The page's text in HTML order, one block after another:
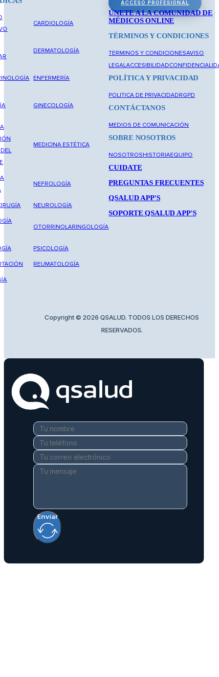
CARDIOLOGÍA
DERMATOLOGÍA
ENFERMERÍA
GINECOLOGÍA
MEDICINA ESTÉTICA
NEFROLOGÍA
NEUROLOGÍA
OTORRINOLARINGOLOGÍA
PSICOLOGÍA
REUMATOLOGÍA
ACCESO PROFESIONAL
ÚNETE A LA COMUNIDAD DE
MÉDICOS ONLINE
TÉRMINOS Y CONDICIONES
TERMINOS Y CONDICIONESAVISO
LEGALACCESIBILIDAD
POLÍTICA Y PRIVACIDAD
POLITICA DE PRIVACIDADRGPD
CONTÁCTANOS
MEDIOS DE COMUNICACIÓN
SOBRE NOSOTROS
NOSOTROSHISTORIAEQUIPO
CUIDATE
PREGUNTAS FRECUENTES
QSALUD APP'S
SOPORTE QSALUD APP'S
Copyright © 2026 QSALUD. TODOS LOS DERECHOS
RESERVADOS.
Enviar